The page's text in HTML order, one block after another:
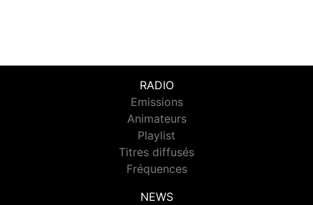
RADIO
Emissions
Animateurs
Playlist
Titres diffusés
Fréquences
NEWS